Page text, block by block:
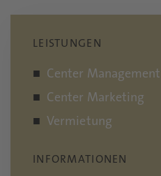
LEISTUNGEN
Center Management
Center Marketing
Vermietung
INFORMATIONEN